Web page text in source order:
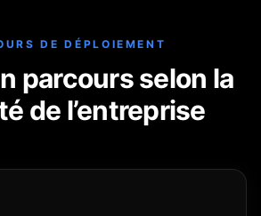
DE DÉPLOIEMENT
parcours selon la
de l’entreprise